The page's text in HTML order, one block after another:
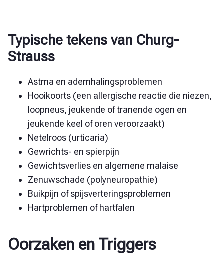
Typische tekens van Churg-
Strauss
Astma en ademhalingsproblemen
Hooikoorts (een allergische reactie die niezen,
loopneus, jeukende of tranende ogen en
jeukende keel of oren veroorzaakt)
Netelroos (urticaria)
Gewrichts- en spierpijn
Gewichtsverlies en algemene malaise
Zenuwschade (polyneuropathie)
Buikpijn of spijsverteringsproblemen
Hartproblemen of hartfalen
Oorzaken en Triggers